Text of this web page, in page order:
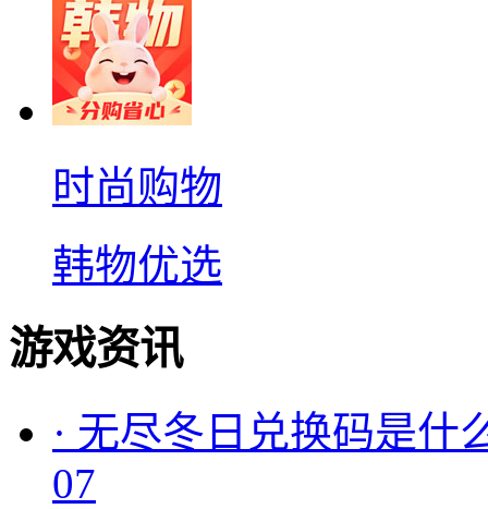
时尚购物
韩物优选
游戏资讯
· 无尽冬日兑换码是什
07